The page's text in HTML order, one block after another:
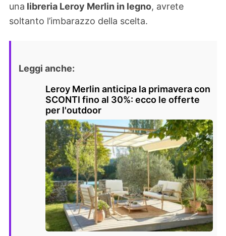
una libreria Leroy Merlin in legno, avrete
soltanto l’imbarazzo della scelta.
Leggi anche:
Leroy Merlin anticipa la primavera con
SCONTI fino al 30%: ecco le offerte
per l'outdoor